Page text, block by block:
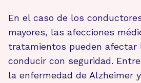
En el caso de los
mayores, las afecciones
tratamientos pueden afectar
conducir con seguridad.
la enfermedad de Alzheimer